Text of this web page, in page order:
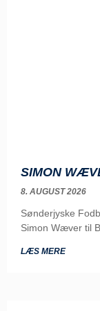
SIMON
8. AUGUST 2026
Sønderjyske
Simon Wæver til
LÆS MERE